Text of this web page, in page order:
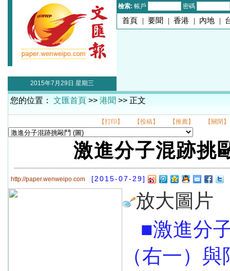
檢索: 帳戶 密碼
首頁 | 要聞 | 香港 | 內地 |
2015年7月29日 星期三
您的位置： 文匯首頁 >> 港聞 >> 正文
【打印】 【投稿】 【推薦】 【關閉】
激進分子混跡挑
http://paper.wenweipo.com [2015-07-29]
放大圖片
■激進分
（右一）